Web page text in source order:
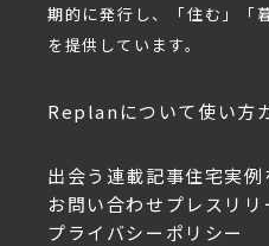
期的に発行し、「住む」「
を提供しています。
Replanについて使い方
出会う 連載記事住宅実
お問い合わせ プレスリリ
プライバシーポリシー